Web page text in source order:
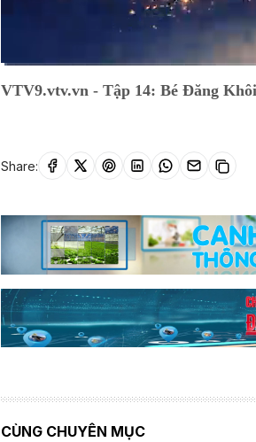
VTV9.vtv.vn - Tập 14: Bé Đăng
Share:
CÙNG CHUYÊN MỤC